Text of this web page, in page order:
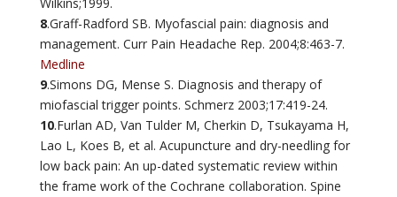
8.Graff-Radford SB. Myofascial pain: diagnosis and
management. Curr Pain Headache Rep. 2004;8:463-7.
Medline
9.Simons DG, Mense S. Diagnosis and therapy of
miofascial trigger points. Schmerz 2003;17:419-24.
10.Furlan AD, Van Tulder M, Cherkin D, Tsukayama H,
Lao L, Koes B, et al. Acupuncture and dry-needling for
low back pain: An up-dated systematic review within
the frame work of the Cochrane collaboration. Spine